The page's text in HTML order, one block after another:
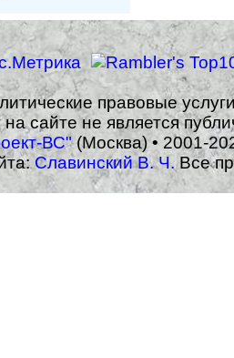
правовые
сайте не является
ВС"(Москва) • 2001-
Славинский В. Ч.Все